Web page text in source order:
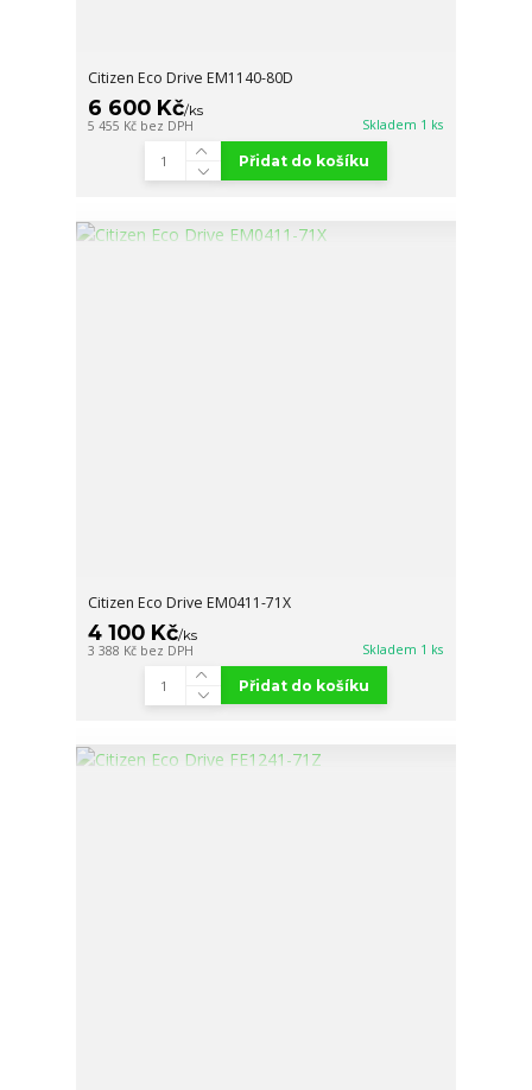
Citizen Eco Drive EM1140-80D
6 600 Kč/ks
5 455 Kč bez DPH Skladem 1 ks
Přidat do košíku
Citizen Eco Drive EM0411-71X
4 100 Kč/ks
3 388 Kč bez DPH Skladem 1 ks
Přidat do košíku